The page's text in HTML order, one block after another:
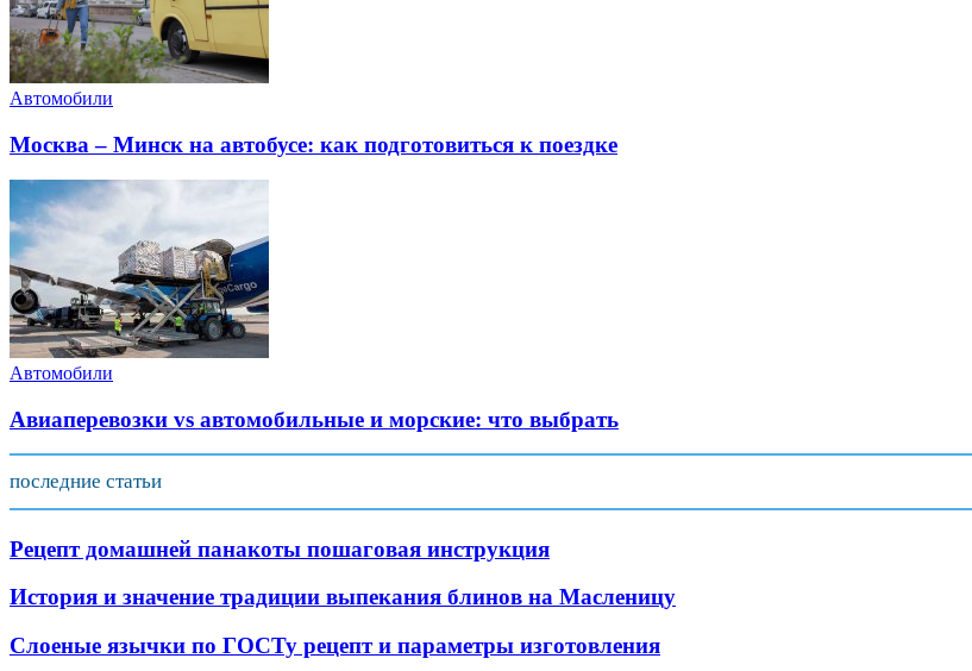
Автомобили
Москва – Минск на автобусе: как подготовиться к поездке
Автомобили
Авиаперевозки vs автомобильные и морские: что выбрать
последние статьи
Рецепт домашней панакоты пошаговая инструкция
История и значение традиции выпекания блинов на Масленицу
Слоеные язычки по ГОСТу рецепт и параметры изготовления